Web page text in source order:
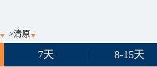
>清原
7天 8-15天